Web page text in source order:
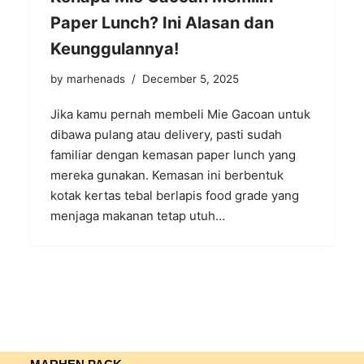
Paper Lunch? Ini Alasan dan
Keunggulannya!
by marhenads December 5, 2025
Jika kamu pernah membeli Mie Gacoan untuk
dibawa pulang atau delivery, pasti sudah
familiar dengan kemasan paper lunch yang
mereka gunakan. Kemasan ini berbentuk
kotak kertas tebal berlapis food grade yang
menjaga makanan tetap utuh…